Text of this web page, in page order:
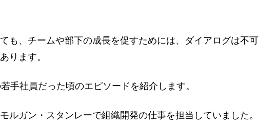
も、チームや部下の成長を促すためには、ダイアログは不可
ります。
手社員だった頃のエピソードを紹介します。
ルガン・スタンレーで組織開発の仕事を担当していました。